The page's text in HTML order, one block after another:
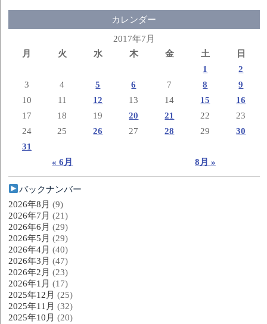
カレンダー
2017年7月
月
火 水 木 金 土 日
« 6月 8月 »
1
2
3
4 5 6 7 8
9
10
11 12 13 14 15
16
17
18 19 20 21 22
23
24
25 26 27 28 29
30
31
バックナンバー
2026年8月 (9)
2026年7月 (21)
2026年6月 (29)
2026年5月 (29)
2026年4月 (40)
2026年3月 (47)
2026年2月 (23)
2026年1月 (17)
2025年12月 (25)
2025年11月 (32)
2025年10月 (20)